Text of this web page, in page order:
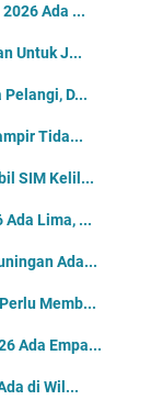
Ada ...
Untuk J...
D...
Tida...
SIM Kelil...
Ada Lima, ...
Ada...
Memb...
Ada Empa...
di Wil...